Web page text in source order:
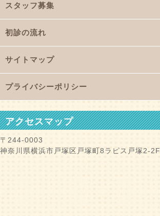
スタッフ募集
初診の流れ
サイトマップ
プライバシーポリシー
アクセスマップ
〒244-0003
神奈川県横浜市戸塚区戸塚町8ラピス戸塚2-2F